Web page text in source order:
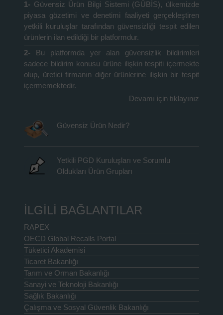
1- Güvensiz Ürün Bilgi Sistemi (GÜBİS), ülkemizde
piyasa gözetimi ve denetimi faaliyeti gerçekleştiren
yetkili kuruluşlar tarafından güvensizliği tespit edilen
ürünlerin ilan edildiği bir platformdur.
2-
Bu platformda yer alan güvensizlik bildirimleri
sadece bildirim konusu ürüne ilişkin tespiti içermekte
olup, üretici firmanın diğer ürünlerine ilişkin bir tespit
içermemektedir.
Devamı için tıklayınız
Güvensiz Ürün Nedir?
Yetkili PGD Kuruluşları ve Sorumlu
Oldukları Ürün Grupları
İLGİLİ BAĞLANTILAR
RAPEX
OECD Global Recalls Portal
Tüketici Akademisi
Ticaret Bakanlığı
Tarım ve Orman Bakanlığı
Sanayi ve Teknoloji Bakanlığı
Sağlık Bakanlığı
Çalışma ve Sosyal Güvenlik Bakanlığı